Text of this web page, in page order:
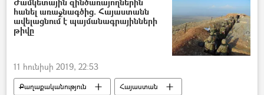
հանել առաջնագծից. Հայաստանն
ավելացնում է պայմանագրայինների
թիվը
11 հունիսի 2019, 22:53
Քաղաքականություն
Հայաստան